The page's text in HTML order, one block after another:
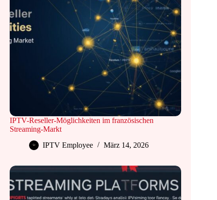
IPTV-Reseller-Möglichkeiten im französischen
Streaming-Markt
IPTV Employee
März 14, 2026